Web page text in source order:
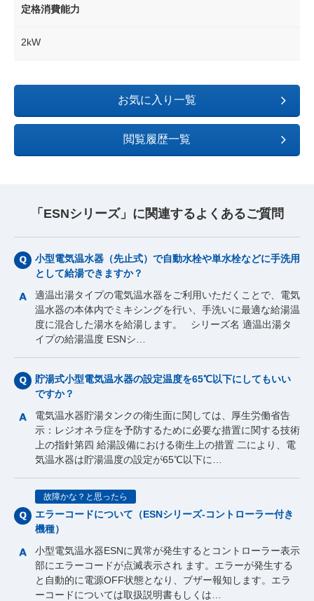
定格消費能力
2kW
お気に入り一覧
閲覧履歴一覧
「ESNシリーズ」に関連するよくあるご質問
小型電気温水器（先止式）で自動水栓や単水栓などに手洗用
として給湯できますか？
適温出湯タイプの電気温水器をご利用いただくことで、電気
温水器の本体内でミキシングを行い、手洗いに最適な給湯温
度に混合した湯水を給湯します。 シリーズ名 適温出湯タ
イプの給湯温度 ESNシ…
貯湯式小型電気温水器の設定温度を65℃以下にしてもいい
ですか？
電気温水器貯湯タンクの衛生面に関しては、厚生労働省告
示：レジオネラ症を予防するために必要な措置に関する技術
上の指針第四 給湯設備における衛生上の措置 二により、電
気温水器は貯湯温度の設定が65℃以下に…
故障かな？と思ったら
エラーコードについて（ESNシリーズ-コントローラー付き
機種）
小型電気温水器ESNに異常が発生するとコントローラー表示
部にエラーコードが点滅表示され ます。エラーが発生する
と自動的に電源OFF状態となり、ブザー報知します。エラ
ーコードについては取扱説明書もしくは…